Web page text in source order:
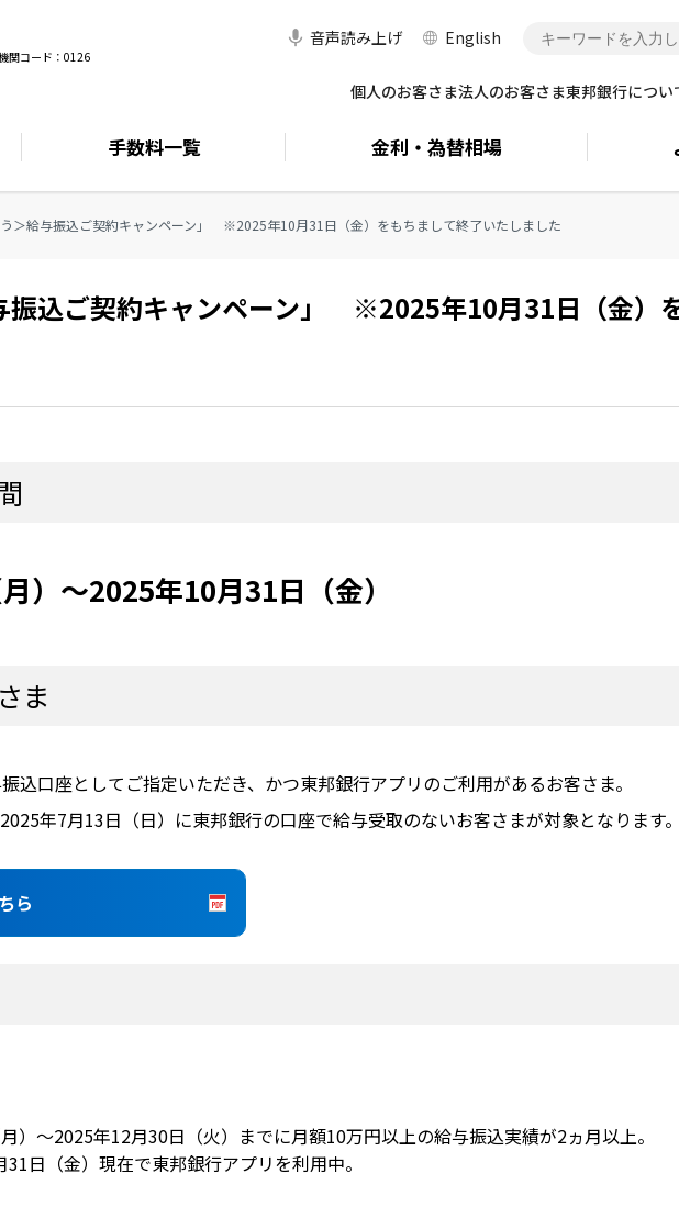
関コード：0126
手数料一覧 金利・ 為替相場
English
音声読み上げ
個人のお客さま法人のお客さま東邦銀行につい
う＞給与振込ご契約キャンペーン」 ※2025年10月31日（金）をもちまして終了いたしました
振込ご契約キャンペーン」 ※2025年10月31日（金）
）～2025年10月31日（金）
ま
込口座としてご指定いただき、かつ東邦銀行アプリのご利用があるお客さま。
年7月13日（日）に東邦銀行の口座で給与受取のないお客さまが対象となります
ら
）～2025年12月30日（火）までに月額10万円以上の給与振込実績が2ヵ月以上。
日（金）現在で東邦銀行アプリを利用中。